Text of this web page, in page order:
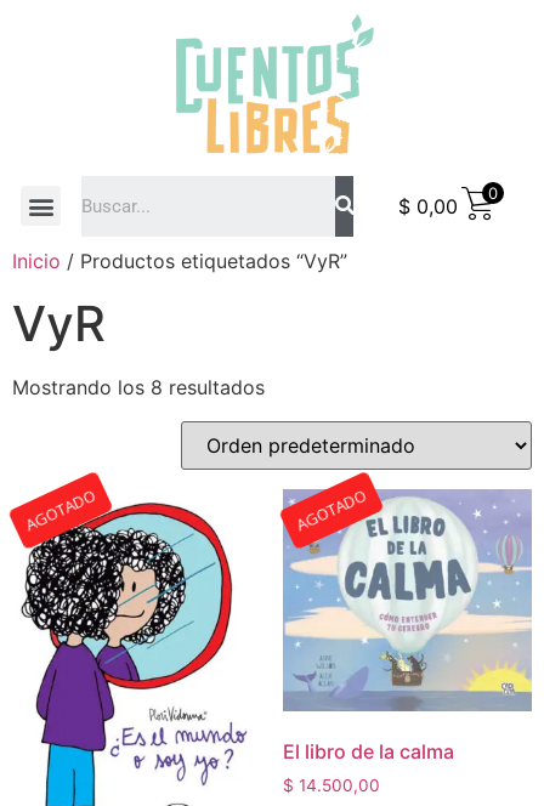
$ 0,00
0
Inicio / Productos etiquetados “VyR”
VyR
Mostrando los 8 resultados
AGOTADO AGOTADO
El libro de la calma
$ 14.500,00